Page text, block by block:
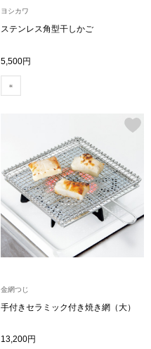
パンプス
サンダル
その他
財布／小物
ヨシカワ
ステンレス角型干しかご
5,500円
金網つじ
手付きセラミック付き焼き網（大）
13,200円